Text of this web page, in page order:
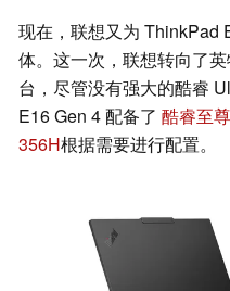
现在，联想又为 ThinkPad
体。这一次，联想转向了
台，尽管没有强大的酷睿
E16 Gen 4 配备了 酷睿至
356H根据需要进行配置。